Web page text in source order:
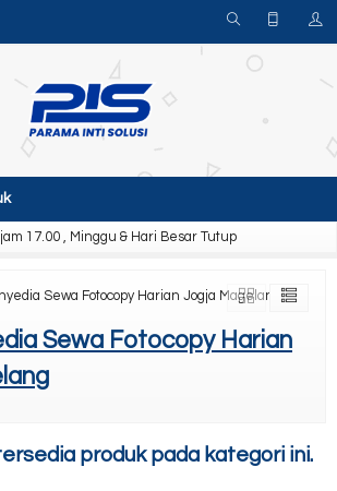
17.00 , Minggu & Hari Besar Tutup
Sewa Fotocopy Harian Jogja Magelang"
Sewa Fotocopy Harian
produk pada kategori ini.